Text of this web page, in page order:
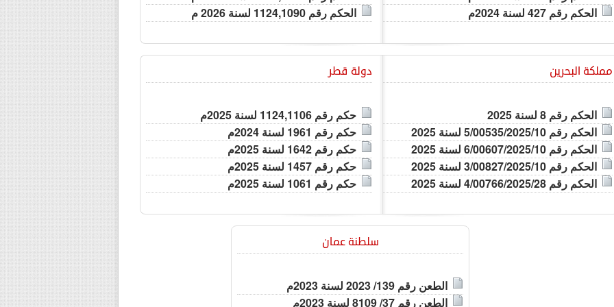
The
الحكم رقم 427 لسنة 2024م
الحكم رقم 1124,1090 لسنة 2026 م
مملكة البحرين
الحكم رقم 8 لسنة 2025
الحكم رقم 5/00535/2025/10 لسنة 2025
الحكم رقم 6/00607/2025/10 لسنة 2025
الحكم رقم 3/00827/2025/10 لسنة 2025
الحكم رقم 4/00766/2025/28 لسنة 2025
دولة قطر
حكم رقم 1124,1106 لسنة 2025م
حكم رقم 1961 لسنة 2024م
حكم رقم 1642 لسنة 2025م
حكم رقم 1457 لسنة 2025م
حكم رقم 1061 لسنة 2025م
سلطنة عمان
الطعن رقم 139/ 2023 لسنة 2023م
الطعن رقم 37/ 8109 لسنة 2023م